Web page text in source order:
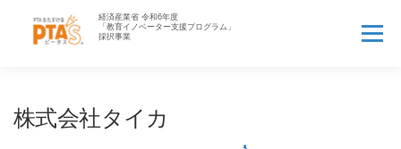
メニュー
株式会社タイカ